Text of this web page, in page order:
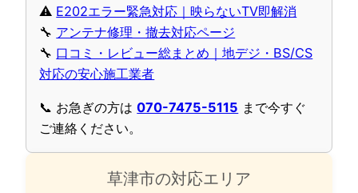
⚠️ E202エラー緊急対応｜映らないTV即解消
🔧 アンテナ修理・撤去対応ページ
🔧 口コミ・レビュー総まとめ｜地デジ・BS/CS
対応の安心施工業者
📞 お急ぎの方は070-7475-5115 まで今すぐ
ご連絡ください。
草津市の対応エリア